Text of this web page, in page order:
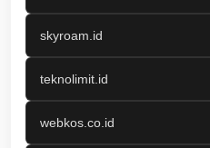
skyroam.id
teknolimit.id
webkos.co.id